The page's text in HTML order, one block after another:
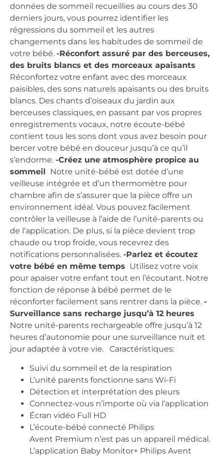
données de sommeil recueillies au cours des 30
derniers jours, vous pourrez identifier les
régressions du sommeil et les autres
changements dans les habitudes de sommeil de
votre bébé. -Réconfort assuré par des berceuses,
des bruits blancs et des morceaux apaisants
Réconfortez votre enfant avec des morceaux
paisibles, des sons naturels apaisants ou des bruits
blancs. Des chants d’oiseaux du jardin aux
berceuses classiques, en passant par vos propres
enregistrements vocaux, notre écoute-bébé
contient tous les sons dont vous avez besoin pour
bercer votre bébé en douceur jusqu’à ce qu’il
s’endorme. -Créez une atmosphère propice au
sommeil
Notre unité-bébé est dotée d’une
veilleuse intégrée et d’un thermomètre pour
chambre afin de s’assurer que la pièce offre un
environnement idéal. Vous pouvez facilement
contrôler la veilleuse à l’aide de l’unité-parents ou
de l’application. De plus, si la pièce devient trop
chaude ou trop froide, vous recevrez des
notifications personnalisées. -Parlez et écoutez
votre bébé en même temps Utilisez votre voix
pour apaiser votre enfant tout en l’écoutant. Notre
fonction de réponse à bébé permet de le
réconforter facilement sans rentrer dans la pièce. -
Surveillance sans recharge jusqu’à 12 heures
Notre unité-parents rechargeable offre jusqu’à 12
heures d’autonomie pour une surveillance nuit et
jour adaptée à votre vie. Caractéristiques:
Suivi du sommeil et de la respiration
L’unité parents fonctionne sans Wi-Fi
Détection et interprétation des pleurs
Connectez-vous n’importe où via l’application
Écran vidéo Full HD
L’écoute-bébé connecté Philips
Avent Premium n’est pas un appareil médical.
L’application Baby Monitor+ Philips Avent